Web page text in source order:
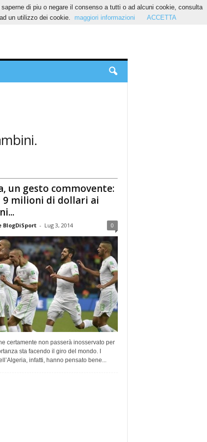
un gesto commovente:
9 milioni di dollari ai
BlogDiSport - Lug 3, 2014 0
certamente non passerà inosservato per
sta facendo il giro del mondo. I
infatti, hanno pensato bene...
di piu o negare il consenso a tutti o ad alcuni cookie, consulta
un utilizzo dei cookie.
maggiori informazioni ACCETTA